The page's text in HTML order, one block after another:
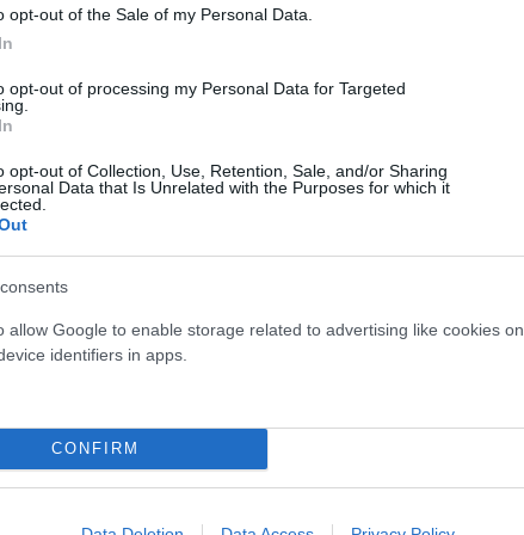
opt-out of the Sale of my Personal Data.
opt-out of processing my Personal Data for Targeted
opt-out of Collection, Use, Retention, Sale, and/or Sharing
Data that Is Unrelated with the Purposes for which it
allow Google to enable storage related to advertising like cookies on
identifiers in apps.
CONFIRM
Flash.gr